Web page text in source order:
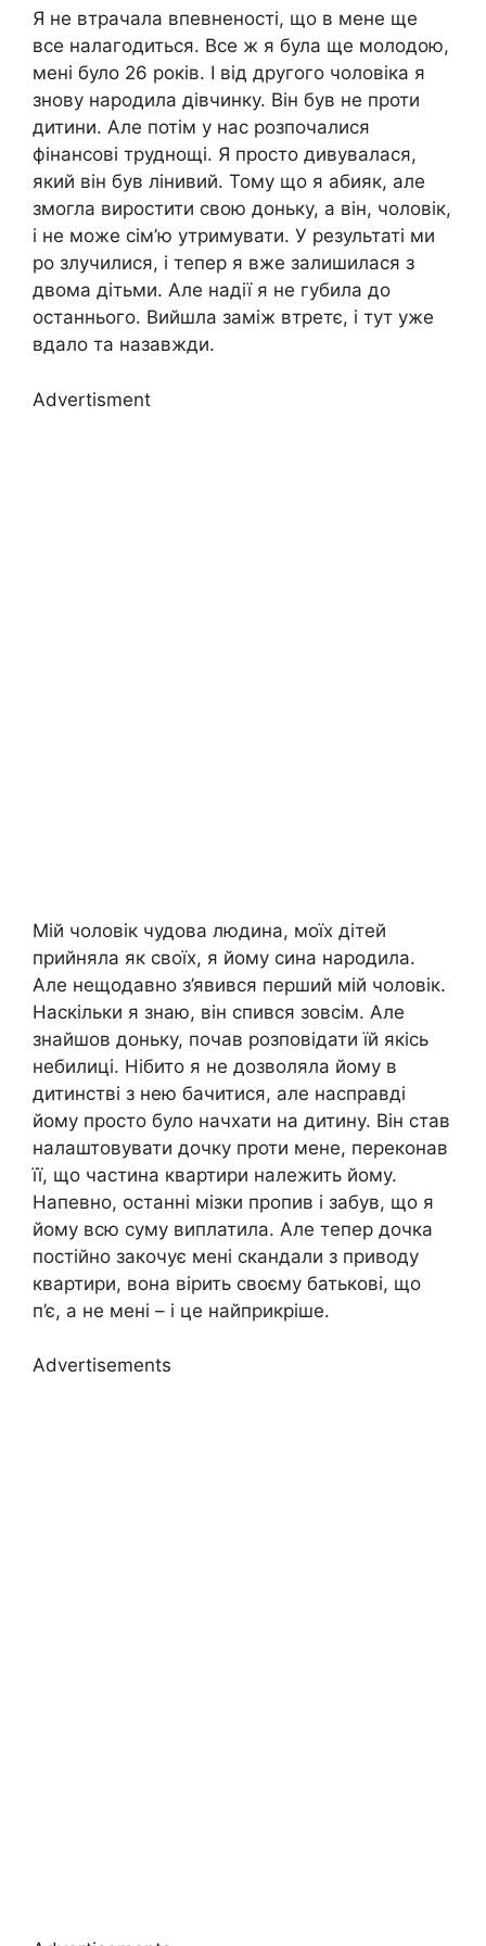
Я не втрачала впевненості, що в мене ще
все налагодиться. Все ж я була ще молодою,
мені було 26 років. І від другого чоловіка я
знову народила дівчинку. Він був не проти
дитини. Але потім у нас розпочалися
фінансові труднощі. Я просто дивувалася,
який він був лінивий. Тому що я абияк, але
змогла виростити свою доньку, а він, чоловік,
і не може сім’ю утримувати. У результаті ми
ро злучилися, і тепер я вже залишилася з
двома дітьми. Але надії я не губила до
останнього. Вийшла заміж втретє, і тут уже
вдало та назавжди.
Advertisment
Мій чоловік чудова людина, моїх дітей
прийняла як своїх, я йому сина народила.
Але нещодавно з’явився перший мій чоловік.
Наскільки я знаю, він спився зовсім. Але
знайшов доньку, почав розповідати їй якісь
небилиці. Нібито я не дозволяла йому в
дитинстві з нею бачитися, але насправді
йому просто було начхати на дитину. Він став
налаштовувати дочку проти мене, переконав
її, що частина квартири належить йому.
Напевно, останні мізки пропив і забув, що я
йому всю суму виплатила. Але тепер дочка
постійно закочує мені скандали з приводу
квартири, вона вірить своєму батькові, що
п’є, а не мені – і це найприкріше.
Advertisements